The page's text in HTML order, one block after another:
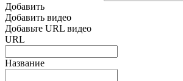
Добавить
Добавить видео
Добавьте URL видео
URL
Название